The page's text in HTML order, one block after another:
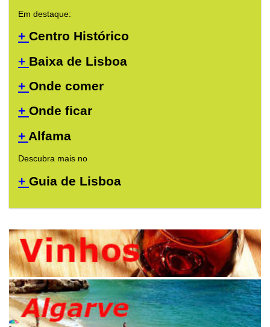
Em destaque:
+ Centro Histórico
+ Baixa de Lisboa
+ Onde comer
+ Onde ficar
+ Alfama
Descubra mais no
+ Guia de Lisboa